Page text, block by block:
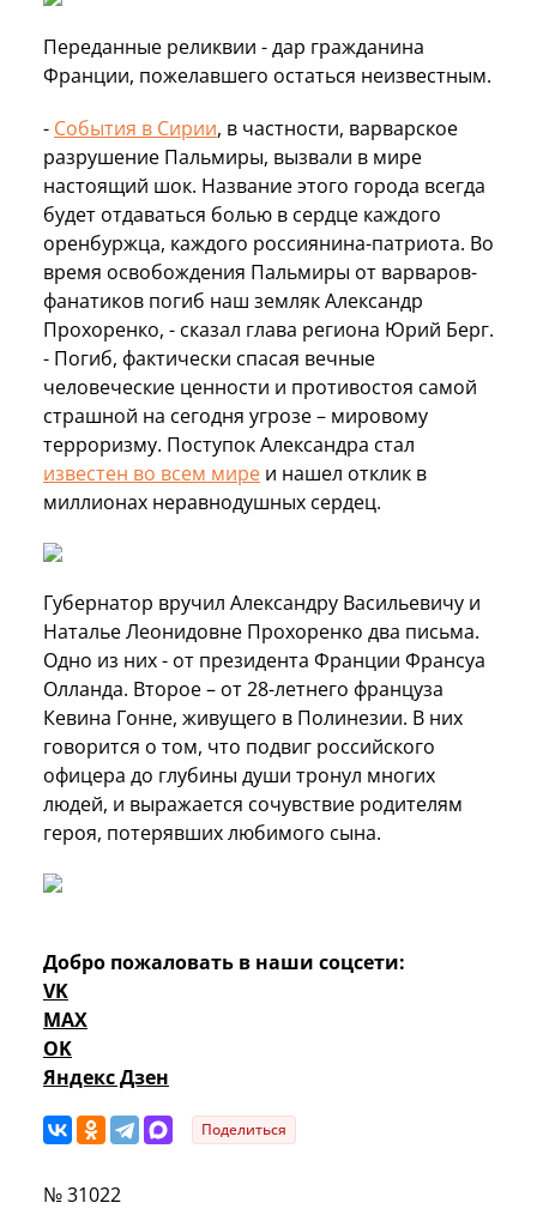
Переданные реликвии - дар гражданина
Франции, пожелавшего остаться неизвестным.
- События в Сирии, в частности, варварское
разрушение Пальмиры, вызвали в мире
настоящий шок. Название этого города всегда
будет отдаваться болью в сердце каждого
оренбуржца, каждого россиянина-патриота. Во
время освобождения Пальмиры от варваров-
фанатиков погиб наш земляк Александр
Прохоренко, - сказал глава региона Юрий Берг.
- Погиб, фактически спасая вечные
человеческие ценности и противостоя самой
страшной на сегодня угрозе – мировому
терроризму. Поступок Александра стал
известен во всем мире и нашел отклик в
миллионах неравнодушных сердец.
Губернатор вручил Александру Васильевичу и
Наталье Леонидовне Прохоренко два письма.
Одно из них - от президента Франции Франсуа
Олланда. Второе – от 28-летнего француза
Кевина Гонне, живущего в Полинезии. В них
говорится о том, что подвиг российского
офицера до глубины души тронул многих
людей, и выражается сочувствие родителям
героя, потерявших любимого сына.
Добро пожаловать в наши соцсети:
VK
MAX
OK
Яндекс Дзен
Поделиться
№ 31022